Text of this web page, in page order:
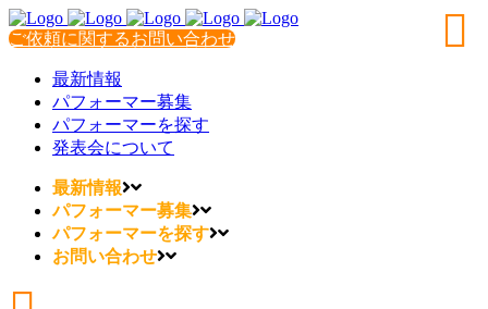
ご依頼に関するお問い合わせ
最新情報
パフォーマー募集
パフォーマーを探す
発表会について
最新情報
パフォーマー募集
パフォーマーを探す
お問い合わせ